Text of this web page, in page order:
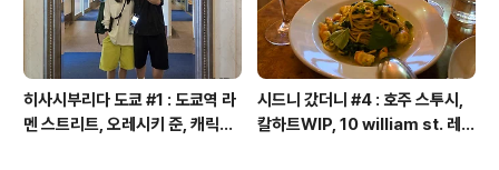
히사시부리다 도쿄 #1 : 도쿄역 라
멘 스트리트, 오레시키 준, 캐릭터
시드니 갔더니 #4 : 호주 스투시,
칼하트WIP, 10 william st. 레스